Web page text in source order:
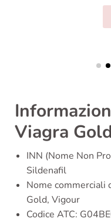
Viagra Gold
INN (Nome Non
Sildenafil
Nome commerciali
Gold, Vigour
Codice ATC: